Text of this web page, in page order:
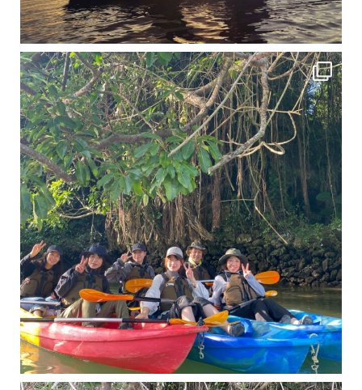
12月に入り、沖縄も流石に半袖では過ごせなくなってきました
ですが、日中はまだ20℃
11月となり沖縄も寒くなってきましたが まだまだ沖縄は半袖です
この時期は、修学旅行